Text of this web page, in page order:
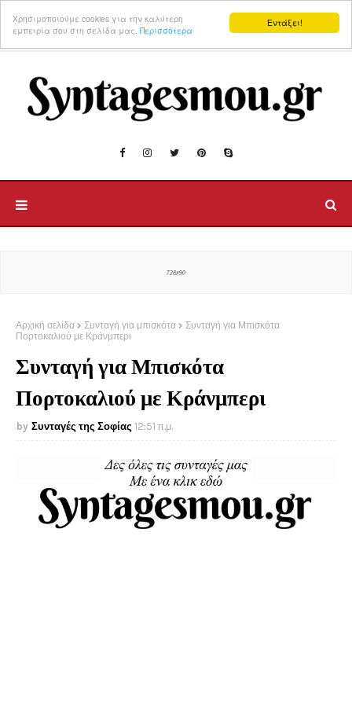
Εντάξει!
Χρησιμοποιούμε cookies για την καλύτερη
εμπειρία σου στη σελίδα μας. Περισσότερα
Αρχική σελίδα Συνταγή για μπισκότα
Συνταγή για Μπισκότα
Πορτοκαλιού με Κράνμπερι
Συνταγή για Μπισκότα
Πορτοκαλιού με Κράνμπερι
Συνταγές της Σοφίας 12:51 π.μ.